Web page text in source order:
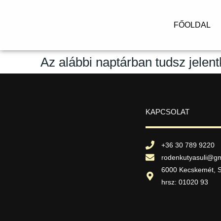
FŐOLDAL
Az alábbi naptárban tudsz
KAPCSOLAT
+36 30 789 9220
6000 Kecskemét,
hrsz: 01020 93